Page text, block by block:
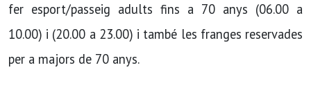
fer esport/passeig adults fins a 70 anys (06.00 a
10.00) i (20.00 a 23.00) i també les franges reservades
per a majors de 70 anys.